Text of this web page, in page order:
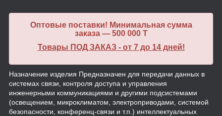
Оптовые поставки! Минимальная сумма
заказа — 500 000 T
Товары ПОД ЗАКАЗ - от 7 до 14 дней!
Назначение изделия Предназначен для передачи данных в
системах связи, контроля доступа и управления
инженерными коммуникациями и другими подсистемами
(освещением, микроклиматом, электроприводами, системой
безопасности, конференц-связи и т.п.) интеллектуальных